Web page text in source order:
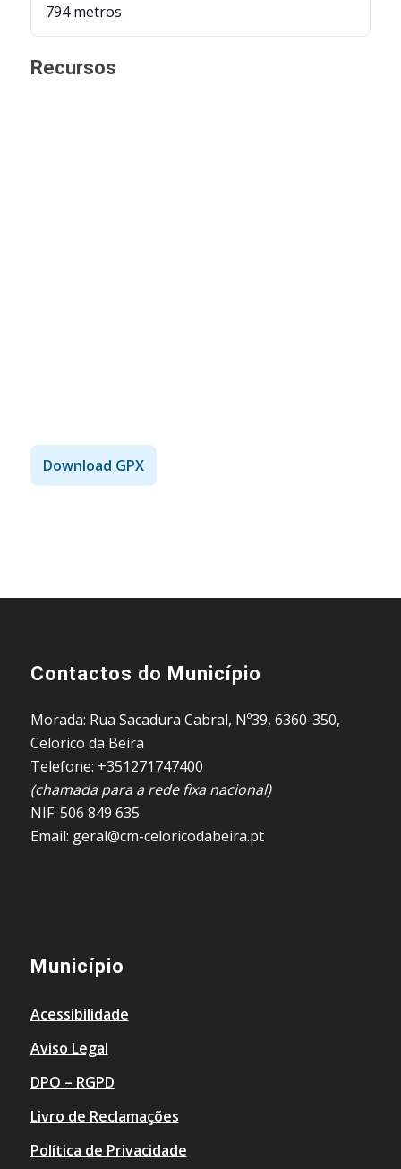
794 metros
Recursos
Download GPX
Contactos do Município
Morada: Rua Sacadura Cabral, Nº39, 6360-350,
Celorico da Beira
Telefone: +351271747400
(chamada para a rede fixa nacional)
NIF: 506 849 635
Email: geral@cm-celoricodabeira.pt
Município
Acessibilidade
Aviso Legal
DPO – RGPD
Livro de Reclamações
Política de Privacidade